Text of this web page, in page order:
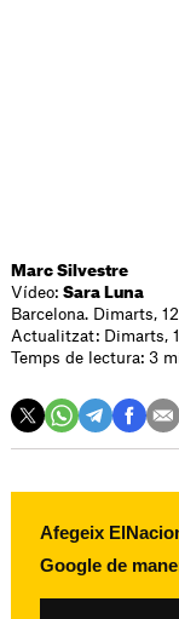
Marc Silvestre
Vídeo: Sara Luna
Barcelona. Dimarts,
Actualitzat: Dimarts,
Temps de lectura: 3
Afegeix
Google de